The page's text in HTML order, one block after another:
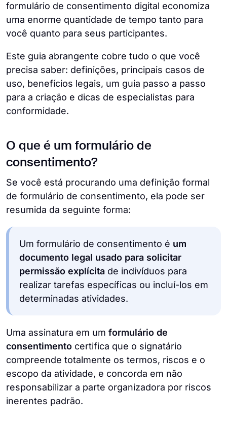
formulário de consentimento digital economiza
uma enorme quantidade de tempo tanto para
você quanto para seus participantes.
Este guia abrangente cobre tudo o que você
precisa saber: definições, principais casos de
uso, benefícios legais, um guia passo a passo
para a criação e dicas de especialistas para
conformidade.
O que é um formulário de
consentimento?
Se você está procurando uma definição formal
de formulário de consentimento, ela pode ser
resumida da seguinte forma:
Um formulário de consentimento é um
documento legal usado para solicitar
permissão explícita de indivíduos para
realizar tarefas específicas ou incluí-los em
determinadas atividades.
Uma assinatura em um formulário de
consentimento certifica que o signatário
compreende totalmente os termos, riscos e o
escopo da atividade, e concorda em não
responsabilizar a parte organizadora por riscos
inerentes padrão.